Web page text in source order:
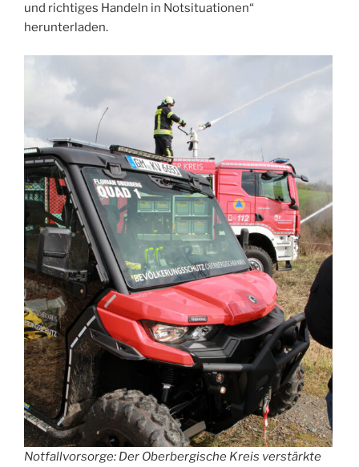
und richtiges Handeln in Notsituationen“
herunterladen.
Notfallvorsorge: Der Oberbergische Kreis verstärkte